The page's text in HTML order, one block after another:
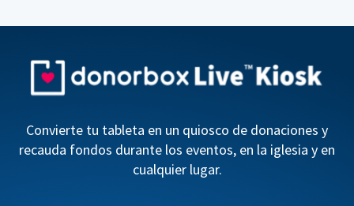
Convierte tu tableta en un quiosco de donaciones y
recauda fondos durante los eventos, en la iglesia y en
cualquier lugar.